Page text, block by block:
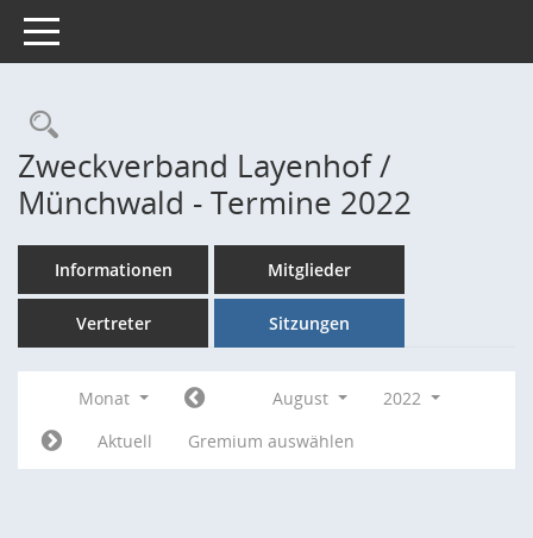
Toggle navigation
Rechercheauswahl
Zweckverband Layenhof /
Münchwald - Termine 2022
Informationen Mitglieder
Vertreter Sitzungen
Monat August
2022
Aktuell
Gremium auswählen